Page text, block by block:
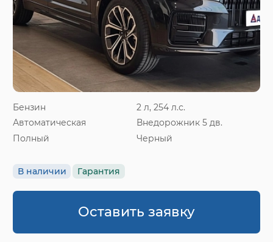
Бензин
2 л, 254 л.с.
Автоматическая
Внедорожник 5 дв.
Полный
Черный
В наличии Гарантия
Оставить заявку